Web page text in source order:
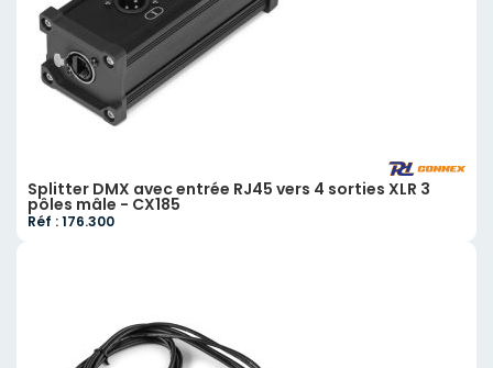
Splitter DMX avec entrée RJ45 vers 4 sorties XLR 3
pôles mâle - CX185
Réf : 176.300